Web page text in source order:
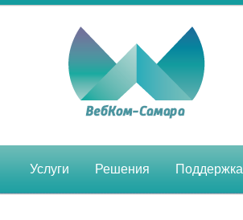
Услуги Решения Поддержка